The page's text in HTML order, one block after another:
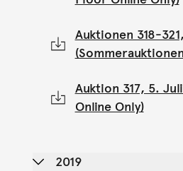
Auktionen 318-
Auktion 317, 5.
Online Only)
2019